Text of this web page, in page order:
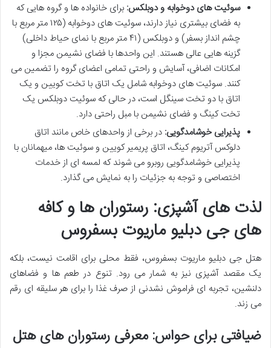
سوئیت های دوخوابه و دوبلکس: برای خانواده ها و گروه هایی که
به فضای بیشتری نیاز دارند، سوئیت های دوخوابه (۱۲۵ متر مربع با
چشم انداز بسفر) و دوبلکس (۴۱ متر مربع با نمای حیاط داخلی)
گزینه هایی عالی هستند. این واحدها با فضای نشیمن مجزا و
امکانات اضافی، آسایش و راحتی تمامی اعضای گروه را تضمین می
کنند. سوئیت های دوخوابه شامل یک اتاق با تخت کویین و یک
اتاق با دو تخت سینگل است، در حالی که سوئیت دوبلکس یک
تخت کینگ و فضای نشیمن با مبل راحتی دارد.
پذیرایی خوشامدگویی: در برخی از واحدهای خاص مانند اتاق
دلوکس آتریوم کینگ، اتاق پریمیر کویین و سوئیت ها، میهمانان با
پذیرایی خوشامدگویی روبرو می شوند که لمسه ای از خدمات
اختصاصی و توجه به جزئیات را به نمایش می گذارد.
لذت های آشپزی: رستوران ها و کافه
های جی دبلیو ماریوت بسفروس
هتل جی دبلیو ماریوت بسفروس، فقط محلی برای اقامت نیست، بلکه
یک مقصد آشپزی نیز به شمار می رود. تنوع در طعم ها و فضاهای
دلنشین، تجربه ای فراموش نشدنی از صرف غذا را برای هر سلیقه ای رقم
می زند.
ضیافتی برای حواس: معرفی رستوران های هتل